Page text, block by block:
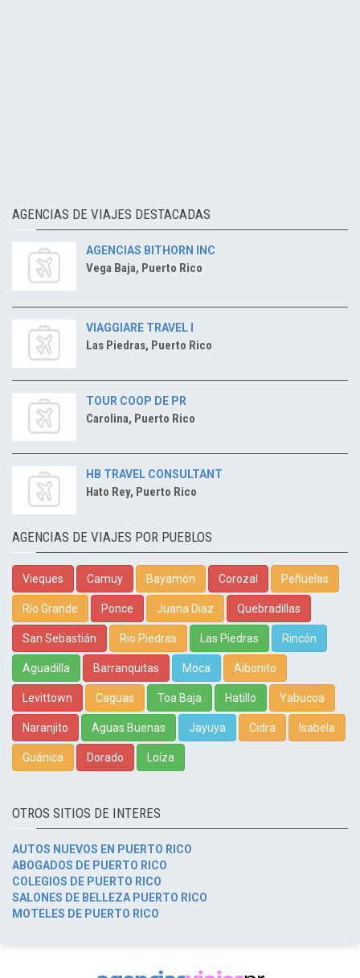
AGENCIAS DE VIAJES DESTACADAS
AGENCIAS BITHORN INC
Vega Baja, Puerto Rico
VIAGGIARE TRAVEL I
Las Piedras, Puerto Rico
TOUR COOP DE PR
Carolina, Puerto Rico
HB TRAVEL CONSULTANT
Hato Rey, Puerto Rico
AGENCIAS DE VIAJES POR PUEBLOS
Vieques Camuy Bayamón Corozal Peñuelas
Río Grande Ponce Juana Díaz Quebradillas
San Sebastián Rio Piedras Las Piedras Rincón
Aguadilla Barranquitas Moca Aibonito
Levittown Caguas Toa Baja Hatillo Yabucoa
Naranjito Aguas Buenas Jayuya Cidra Isabela
Guánica Dorado Loíza
OTROS SITIOS DE INTERES
AUTOS NUEVOS EN PUERTO RICO
ABOGADOS DE PUERTO RICO
COLEGIOS DE PUERTO RICO
SALONES DE BELLEZA PUERTO RICO
MOTELES DE PUERTO RICO